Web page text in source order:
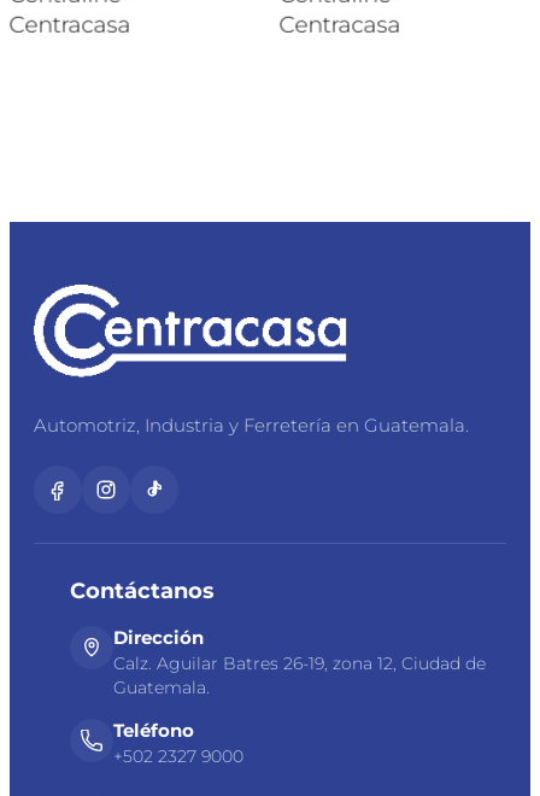
Automotriz, Industria y Ferretería en Guatemala.
Contáctanos
Dirección
Calz. Aguilar Batres 26-19, zona 12, Ciudad de
Guatemala.
Teléfono
+502 2327 9000